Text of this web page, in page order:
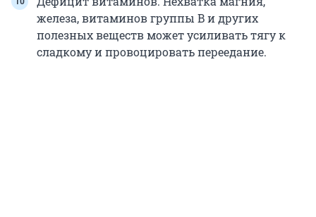
железа, витаминов группы B и других
полезных веществ может усиливать тягу к
сладкому и провоцировать переедание.